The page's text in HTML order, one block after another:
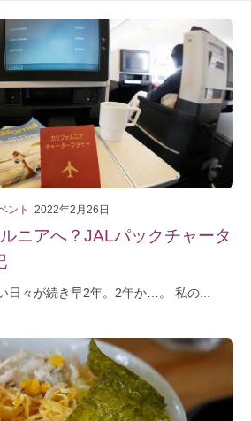
ント 2022年2月26日
ニアへ？JALパックチャータ
日々が続き早2年。2年か…。 私の...